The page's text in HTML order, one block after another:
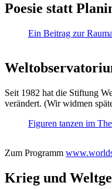
Poesie statt
Ein Beitrag zur
Seit 1982 hat die Stiftung
verändert. (Wir widmen
Figuren tanzen im
Zum Programm
Krieg und